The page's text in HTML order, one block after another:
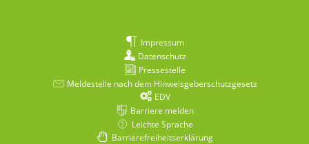
Impressum
Datenschutz
Pressestelle
Meldestelle nach dem Hinweisgeberschutzgesetz
EDV
Barriere melden
Leichte Sprache
Barrierefreiheitserklärung